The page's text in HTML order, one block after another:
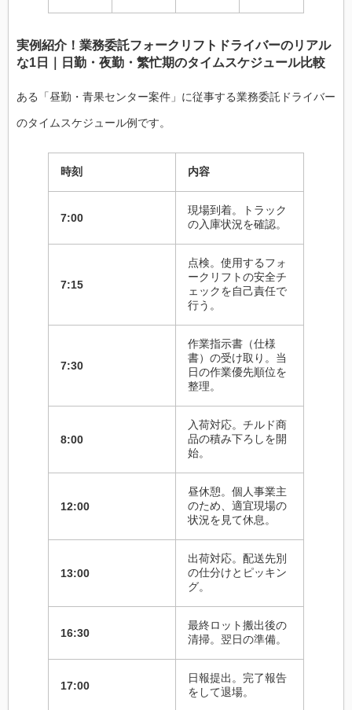
実例紹介！業務委託フォークリフトドライバーのリアル
な1日｜日勤・夜勤・繁忙期のタイムスケジュール比較
ある「昼勤・青果センター案件」に従事する業務委託ドライバー
のタイムスケジュール例です。
時刻 内容
7:00
現場到着。トラック
の入庫状況を確認。
7:15
点検。使用するフォ
ークリフトの安全チ
ェックを自己責任で
行う。
7:30
作業指示書（仕様
書）の受け取り。当
日の作業優先順位を
整理。
8:00
入荷対応。チルド商
品の積み下ろしを開
始。
12:00
昼休憩。個人事業主
のため、適宜現場の
状況を見て休息。
13:00
出荷対応。配送先別
の仕分けとピッキン
グ。
16:30
最終ロット搬出後の
清掃。翌日の準備。
17:00
日報提出。完了報告
をして退場。